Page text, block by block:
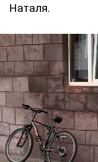
Наталя.